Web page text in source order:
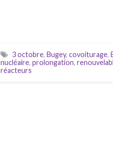
3 octobre, Bugey, covoiturage,
nucléaire, prolongation,
réacteurs